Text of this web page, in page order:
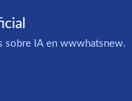
sobre IA en wwwhatsnew.